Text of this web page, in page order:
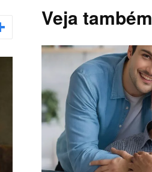
Veja também